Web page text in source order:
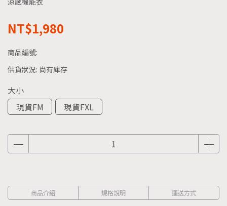
NT$1,980
商品編號:
供貨狀況: 尚有庫存
大小
現貨FM
現貨FXL
商品介紹 規格說明 運送方式